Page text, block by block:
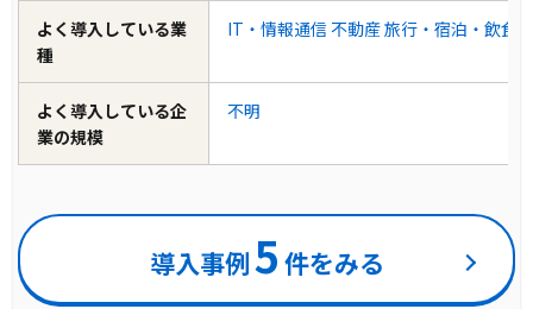
よく導入している業
種
IT・情報通信 不動産旅行・宿泊・飲食
よく導入している企
業の規模
不明
導入事例5 件をみる